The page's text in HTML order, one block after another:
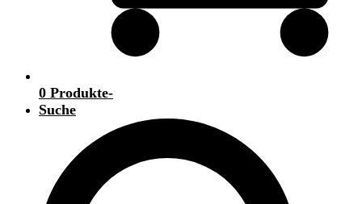
0 Produkte-
Suche